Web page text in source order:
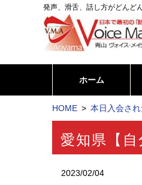
発声、滑舌、話し方がどんど
ホーム
HOME 本日入会さ
愛知県【
2023/02/04